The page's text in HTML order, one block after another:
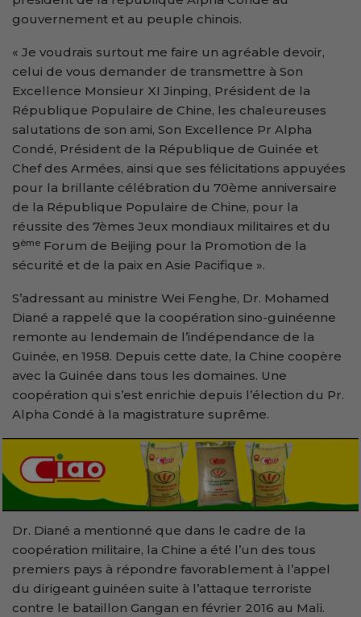
gouvernement et au peuple chinois.
« Je voudrais surtout me faire un agréable devoir,
celui de vous demander de transmettre à Son
Excellence Monsieur XI Jinping, Président de la
République Populaire de Chine, les chaleureuses
salutations de son ami, Son Excellence Pr Alpha
Condé, Président de la République de Guinée et
Chef des Armées, ainsi que ses félicitations appuyées
pour la brillante célébration du 70ème anniversaire
de la République Populaire de Chine, pour la
réussite des 7èmes Jeux mondiaux militaires et du
9ème Forum de Beijing pour la Promotion de la
sécurité et de la paix en Asie Pacifique ».
S’adressant au ministre Wei Fenghe, Dr. Mohamed
Diané a rappelé que la coopération sino-guinéenne
remonte au lendemain de l’indépendance de la
Guinée, en 1958. Depuis cette date, la Chine coopère
avec la Guinée dans tous les domaines. Une
coopération qui s’est enrichie depuis l’élection du Pr.
Alpha Condé à la magistrature suprême.
Dr. Diané a mentionné que dans le cadre de la
coopération militaire, la Chine a été l’un des tous
premiers pays à répondre favorablement à l’appel
du dirigeant guinéen suite à l’attaque terroriste
contre le bataillon Gangan en février 2016 au Mali.